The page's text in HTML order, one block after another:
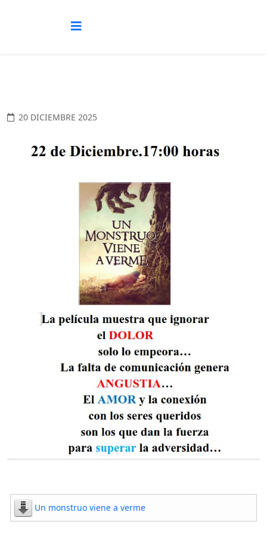
20 DICIEMBRE 2025
Un monstruo viene a verme